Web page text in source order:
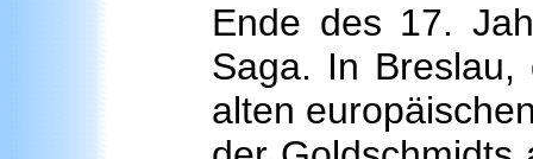
Ende des 17.
Saga. In Breslau,
alten